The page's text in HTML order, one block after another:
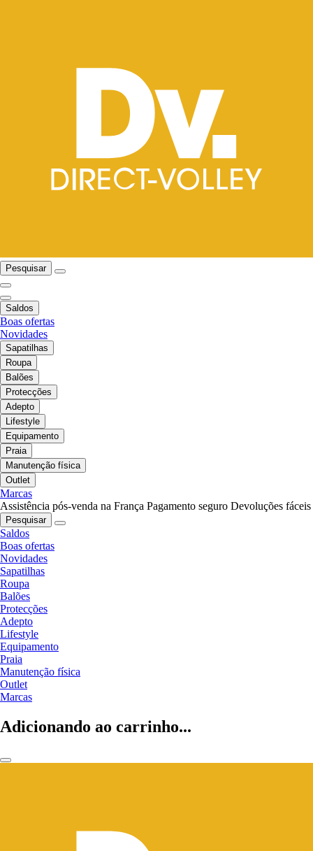
Pesquisar
Saldos
Boas ofertas
Novidades
Sapatilhas
Roupa
Balões
Protecções
Adepto
Lifestyle
Equipamento
Praia
Manutenção física
Outlet
Marcas
Assistência pós-venda na França Pagamento seguro Devoluções fáceis
Pesquisar
Saldos
Boas ofertas
Novidades
Sapatilhas
Roupa
Balões
Protecções
Adepto
Lifestyle
Equipamento
Praia
Manutenção física
Outlet
Marcas
Adicionando ao carrinho...